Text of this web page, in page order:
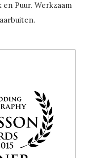
Puur. Werkzaam